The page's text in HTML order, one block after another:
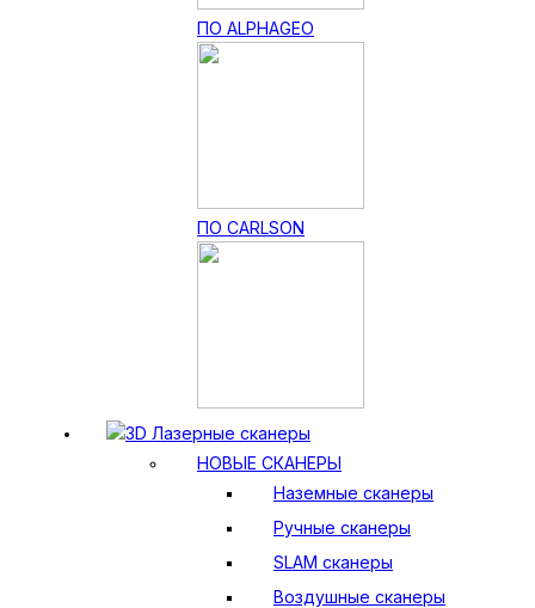
ПО ALPHAGEO
ПО CARLSON
3D Лазерные сканеры
НОВЫЕ СКАНЕРЫ
Наземные сканеры
Ручные сканеры
SLAM сканеры
Воздушные сканеры